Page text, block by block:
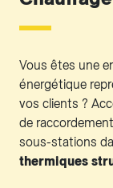
Vous êtes une
énergétique
vos clients ?
de
sous-stations
thermiques